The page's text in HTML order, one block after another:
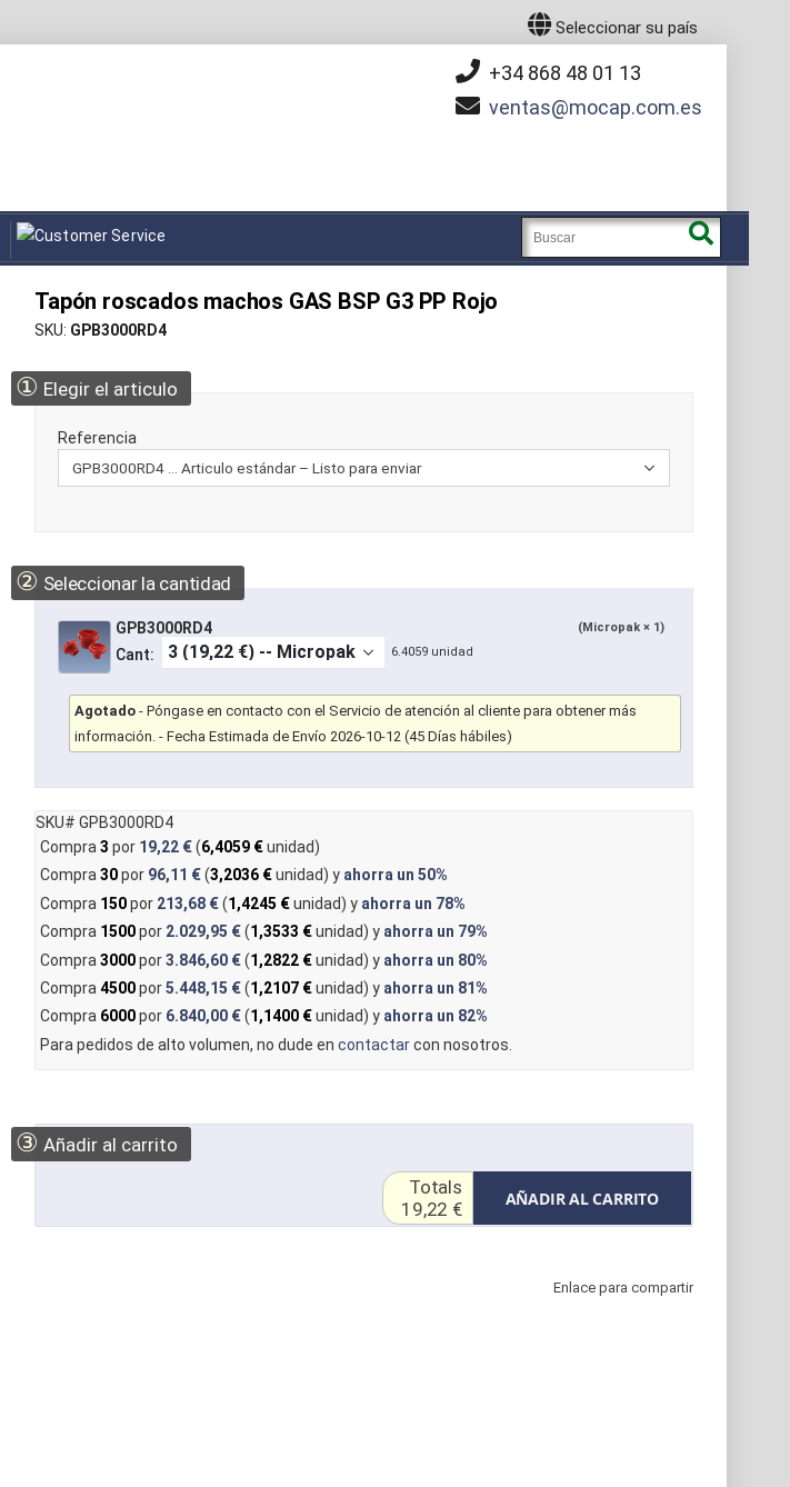
Seleccionar su país
+34 868 48 01 13
ventas
mocap.com.es
Tapón roscados machos GAS BSP G3 PP Rojo
SKU GPB3000RD4
① Elegir el articulo
Referencia
② Seleccionar la cantidad
GPB3000RD4 (Micropak × 1)
Cant: 6.4059 unidad
Agotado -Póngase en contacto con el Servicio de atención al cliente para obtener más
información. - Fecha Estimada de Envío 2026-10-12 (45 Días hábiles)
SKU# GPB3000RD4
Compra 3 por 19,22 €(6,4059 €unidad)
Compra30por 96,11 €(3,2036 €unidad) y ahorra un 50%
Compra 150por 213,68 €(1,4245 €unidad) y ahorra un 78%
Compra 1500por 2.029,95 €(1,3533 €unidad) y ahorra un 79%
Compra 3000por3.846,60 €(1,2822 €unidad) y ahorra un 80%
Compra 4500por5.448,15 €(1,2107 €unidad) y ahorra un 81%
Compra 6000por 6.840,00 €(1,1400 €unidad) y ahorra un 82%
Para pedidos de alto volumen, no dude en contactarcon nosotros.
③ Añadir al carrito
AÑADIR AL CARRITO
Totals
19,22 €
Enlace para compartir